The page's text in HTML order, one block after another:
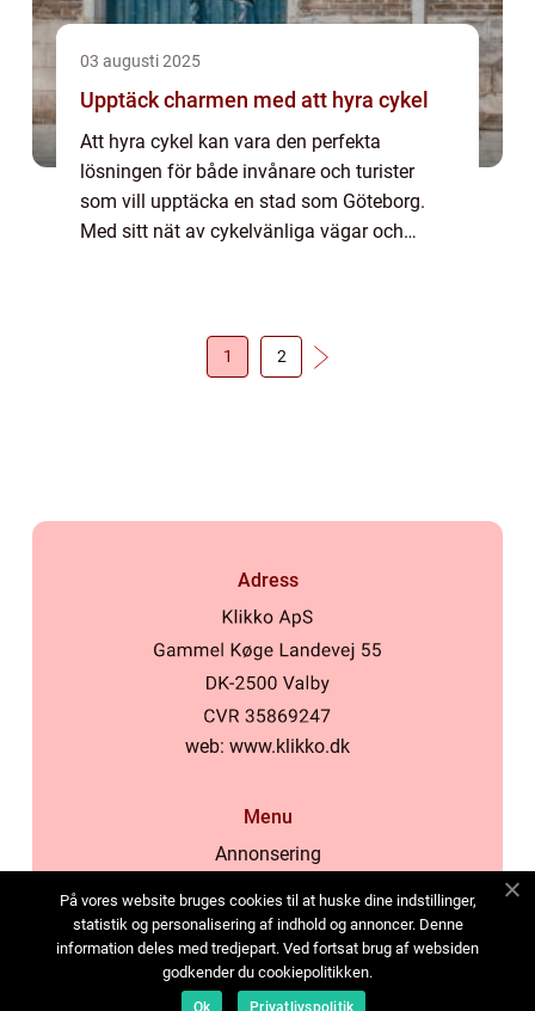
03 augusti 2025
Upptäck charmen med att hyra cykel
Att hyra cykel kan vara den perfekta
lösningen för både invånare och turister
som vill upptäcka en stad som Göteborg.
Med sitt nät av cykelvänliga vägar och
1 2
Adress
web: www.klikko.dk
Menu
Annonsering
Cookies
Kontakta oss
Sitemap
På vores website bruges cookies til at huske dine indstillinger,
statistik og personalisering af indhold og annoncer. Denne
information deles med tredjepart. Ved fortsat brug af websiden
godkender du cookiepolitikken.
Ok Privatlivspolitik